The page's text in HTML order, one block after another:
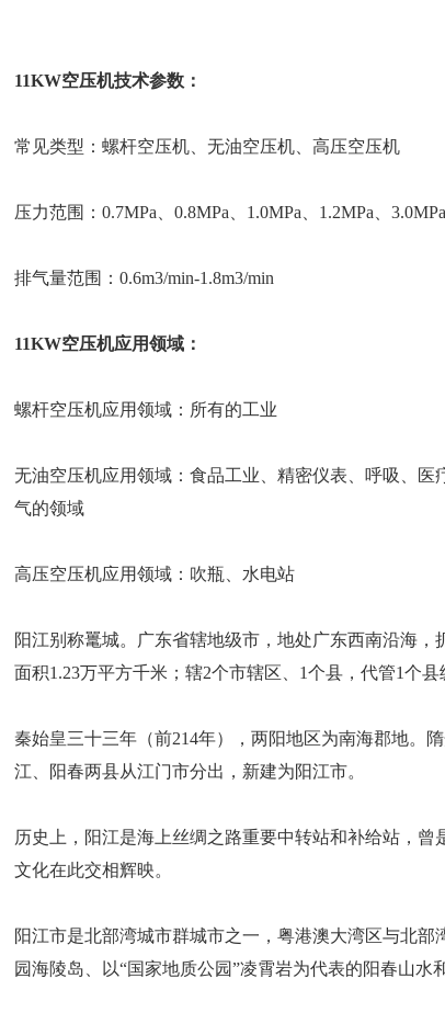
11KW空压机技术参数：
常见类型：螺杆空压机、无油空压机、高压空压机
压力范围：0.7MPa、0.8MPa、1.0MPa、1.2MPa、
排气量范围：0.6m3/min-1.8m3/min
11KW空压机应用领域：
螺杆空压机应用领域：所有的工业
无油空压机应用领域：食品工业、精密仪表、呼吸、
气的领域
高压空压机应用领域：吹瓶、水电站
阳江别称鼍城。广东省辖地级市，地处广东西南沿海
面积1.23万平方千米；辖2个市辖区、1个县，代管1个县
秦始皇三十三年（前214年），两阳地区为南海郡地。
江、阳春两县从江门市分出，新建为阳江市。
历史上，阳江是海上丝绸之路重要中转站和补给站，
文化在此交相辉映。
阳江市是北部湾城市群城市之一，粤港澳大湾区与北
园海陵岛、以“国家地质公园”凌霄岩为代表的阳春山水